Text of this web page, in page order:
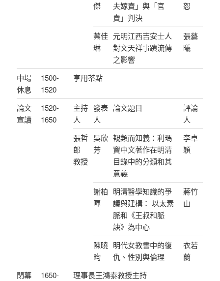
傑
夫嫁賣」與「官
賣」判決
恕
蔡佳
琳
元明江西吉安士人
對文天祥事蹟流傳
之影響
張藝
曦
中場
休息
1500-
1520
享用茶點
論文
宣讀
1520-
1650
主持
人
發表
人
論文題目
評論
人
張哲
郎
教授
吳欣
芳
覩類而知義：利瑪
竇中文著作在明清
目錄中的分類和其
意義
李卓
穎
謝柏
暉
明清醫學知識的爭
議與建構： 以太素
脈和《王叔和脈
訣》為中心
蔣竹
山
陳曉
昀
明代女教書中的復
仇、性別與倫理
衣若
蘭
閉幕
1650-
理事長王鴻泰教授主持